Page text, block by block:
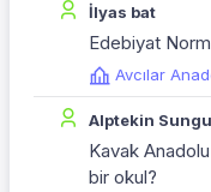
İlyas bat
Edebiyat Norm
Avcılar
Alptekin
Kavak
bir okul?